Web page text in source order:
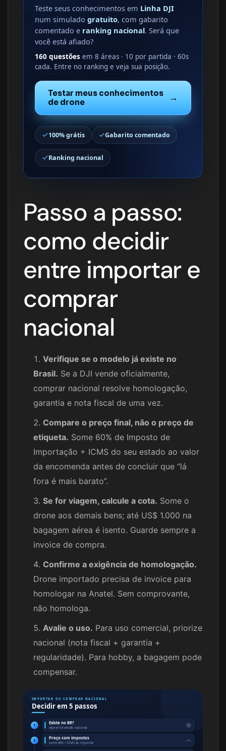
Teste seus conhecimentos em Linha DJI
num simulado gratuito, com gabarito
comentado e ranking nacional. Será que
você está afiado?
160 questões em 8 áreas · 10 por partida · 60s
cada. Entre no ranking e veja sua posição.
Testar meus conhecimentos
de drone
→
100% grátis Gabarito comentado
Ranking nacional
Passo a passo:
como decidir
entre importar e
comprar
nacional
Verifique se o modelo já existe no
Brasil. Se a DJI vende oficialmente,
comprar nacional resolve homologação,
garantia e nota fiscal de uma vez.
Compare o preço final, não o preço de
etiqueta. Some 60% de Imposto de
Importação + ICMS do seu estado ao valor
da encomenda antes de concluir que “lá
fora é mais barato”.
Se for viagem, calcule a cota. Some o
drone aos demais bens; até US$ 1.000 na
bagagem aérea é isento. Guarde sempre a
invoice de compra.
Confirme a exigência de homologação.
Drone importado precisa de invoice para
homologar na Anatel. Sem comprovante,
não homologa.
Avalie o uso. Para uso comercial, priorize
nacional (nota fiscal + garantia +
regularidade). Para hobby, a bagagem pode
compensar.
IMPORTAR OU COMPRAR NACIONAL
Decidir em 5 passos
1 Existe no BR?
veja se há versão nacional
2 Preço com impostos
some 60% + ICMS ao importar